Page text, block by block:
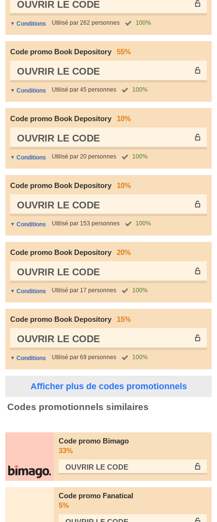
OUVRIR LE СODE
Conditions Utilisé par 262 personnes 100%
Code promo Book Depository 55%
OUVRIR LE СODE
Conditions Utilisé par 45 personnes 100%
Code promo Book Depository 10%
OUVRIR LE СODE
Conditions Utilisé par 20 personnes 100%
Code promo Book Depository 10%
OUVRIR LE СODE
Conditions Utilisé par 153 personnes 100%
Code promo Book Depository 20%
OUVRIR LE СODE
Conditions Utilisé par 17 personnes 100%
Code promo Book Depository 15%
OUVRIR LE СODE
Conditions Utilisé par 69 personnes 100%
Afficher plus de codes promotionnels
Codes promotionnels similaires
Code promo Bimago
33%
OUVRIR LE СODE
Code promo Fanatical
5%